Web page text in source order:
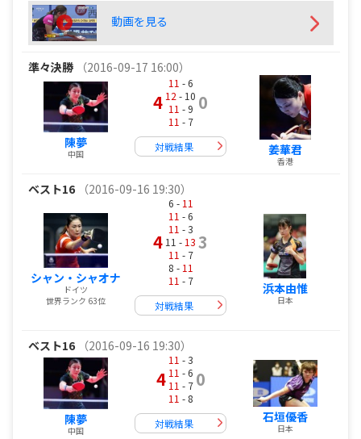
動画を見る
準々決勝 （2016-09-17 16:00）
陳夢
中国
4
11 - 6
12 - 10
11 - 9
11 - 7
0
対戦結果 姜華君
香港
ベスト16 （2016-09-16 19:30）
シャン・シャオナ
ドイツ
世界ランク 63位
4
6 - 11
11 - 6
11 - 3
11 - 13
11 - 7
8 - 11
11 - 7
3
対戦結果
浜本由惟
日本
ベスト16 （2016-09-16 19:30）
陳夢
中国
4
11 - 3
11 - 6
11 - 7
11 - 8
0
対戦結果 石垣優香
日本